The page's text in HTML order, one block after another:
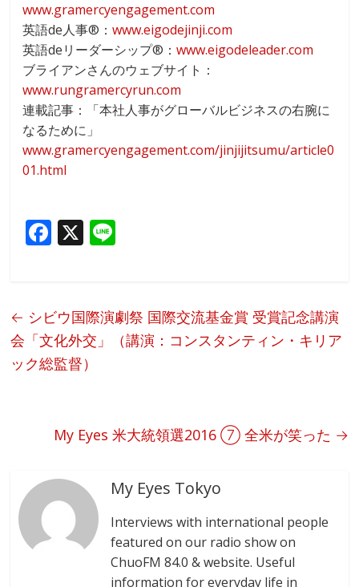
www.gramercyengagement.com
英語de人事®：www.eigodejinji.com
英語deリーダーシップ®：www.eigodeleader.com
ブライアンさんのウェブサイト：
www.rungramercyrun.com
連載記事：「本社人事がグローバルビジネスの右腕に
なるために」
www.gramercyengagement.com/jinjijitsumu/article0
01.html
F
b
o
o
X
← シビウ国際演劇祭 国際交流基金賞 受賞記念講演
会「文化外交」（講演：コンスタンティン・キリア
ック総監督）
My Eyes 米大統領選2016 ⑦ 全米が笑った →
My Eyes Tokyo
Interviews with international people
featured on our radio show on
ChuoFM 84.0 & website. Useful
information for everyday life in